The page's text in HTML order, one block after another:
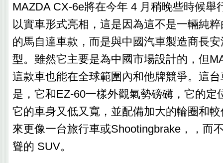
MAZDA CX-6e將在今年 4 月稍晚些時候舉
以實車形式亮相，這是因為這不是一輛純
的馬自達車款，而是與中國汽車製造商長
型。雖然它主要是為中國市場設計的，但
這款車也能在全球範圍內和他牌競爭。這
是，它和EZ-60一樣外觀氣勢磅礴，它的定
它的車身又低又寬，並配備加大的輪圈和
來更像一台旅行車或Shootingbrake，，而
聳的 SUV。